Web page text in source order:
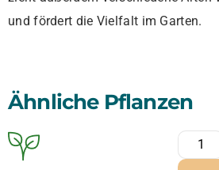
und fördert die Vielfalt im Garten.
Ähnliche Pflanzen